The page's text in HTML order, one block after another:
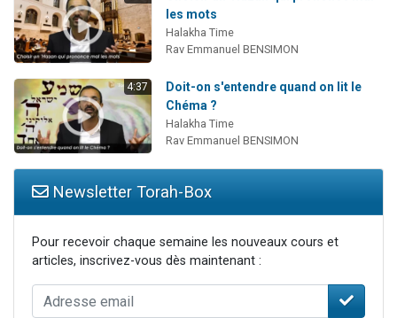
les mots
Halakha Time
Rav Emmanuel BENSIMON
4:37
Doit-on s'entendre quand on lit le
Chéma ?
Halakha Time
Rav Emmanuel BENSIMON
Newsletter Torah-Box
Pour recevoir chaque semaine les nouveaux cours et
articles, inscrivez-vous dès maintenant :